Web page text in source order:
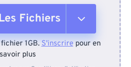
Fichiers
l'appareil
1GB.S'inscrirepour en
savoir plus